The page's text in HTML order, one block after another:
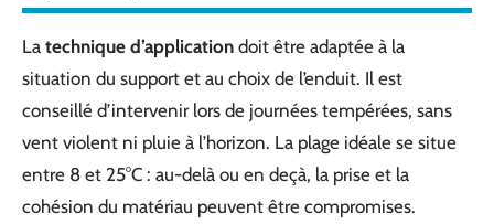
La technique d’application doit être adaptée à la
situation du support et au choix de l’enduit. Il est
conseillé d’intervenir lors de journées tempérées, sans
vent violent ni pluie à l’horizon. La plage idéale se situe
entre 8 et 25°C : au-delà ou en deçà, la prise et la
cohésion du matériau peuvent être compromises.